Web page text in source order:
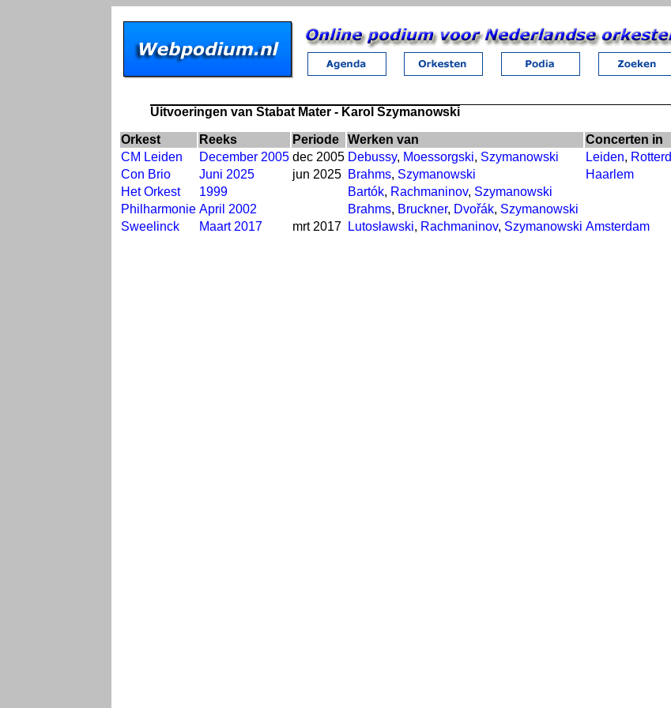
Uitvoeringen van Stabat Mater - Karol Szymanowski
Orkest Reeks Periode Werken van
Concerten in
CM Leiden
December 2005 dec 2005 Debussy, Moessorgski, Szymanowski Leiden,
Con Brio
Juni 2025 jun 2025 Brahms, Szymanowski
Haarlem
Het Orkest
1999 Bartók, Rachmaninov, Szymanowski
Philharmonie April 2002 Brahms, Bruckner, Dvořák, Szymanowski
Sweelinck
Maart 2017 mrt 2017 Lutosławski, Rachmaninov, Szymanowski Amsterdam